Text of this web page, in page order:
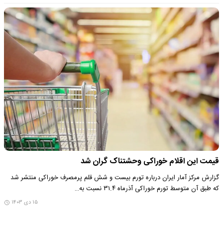
قیمت این اقلام خوراکی وحشتناک گران شد
گزارش مرکز آمار ایران درباره تورم بیست و شش قلم پرمصرف خوراکی منتشر شد
که طبق آن متوسط تورم خوراکی آذرماه ۳۱.۴ نسبت به…
۱۵ دی ۱۴۰۳